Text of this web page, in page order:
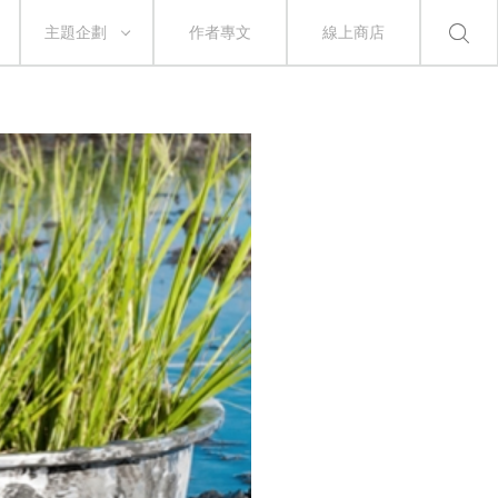
主題企劃 作者專文 線上商店